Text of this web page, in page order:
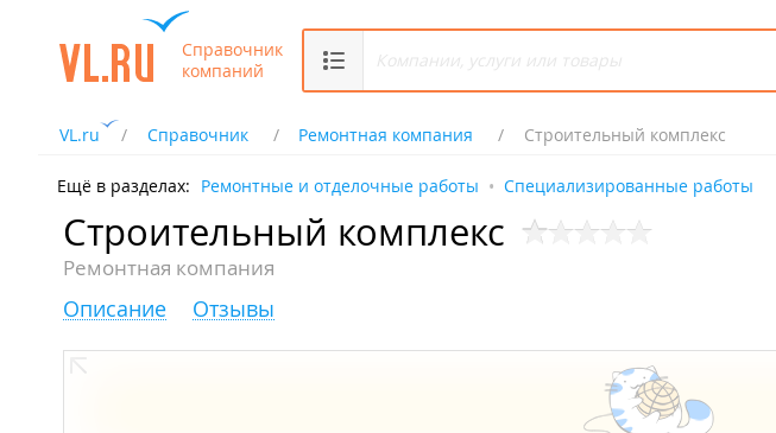
Справочник
компаний
VL.ru Справочник Ремонтная компания Строительный комплекс
Ещё в разделах: Ремонтные и отделочные работы Специализированные работы
Строительный комплекс
Ремонтная компания
Описание Отзывы